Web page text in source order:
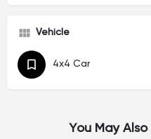
Vehicle
4x4 Car
You May